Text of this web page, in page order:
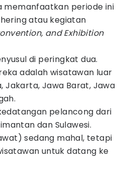
memanfaatkan periode ini
atau kegiatan
and Exhibition
di peringkat dua.
adalah wisatawan luar
Jakarta, Jawa Barat, Jawa
pelancong dari
dan Sulawesi.
sedang mahal, tetapi
untuk datang ke